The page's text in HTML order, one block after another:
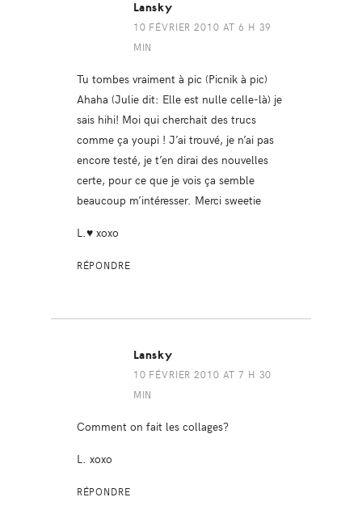
Lansky
10 FÉVRIER 2010 AT 6 H 39
MIN
Tu tombes vraiment à pic (Picnik à pic)
Ahaha (Julie dit: Elle est nulle celle-là) je
sais hihi! Moi qui cherchait des trucs
comme ça youpi ! J’ai trouvé, je n’ai pas
encore testé, je t’en dirai des nouvelles
certe, pour ce que je vois ça semble
beaucoup m’intéresser. Merci sweetie
L.♥ xoxo
RÉPONDRE
Lansky
10 FÉVRIER 2010 AT 7 H 30
MIN
Comment on fait les collages?
L. xoxo
RÉPONDRE